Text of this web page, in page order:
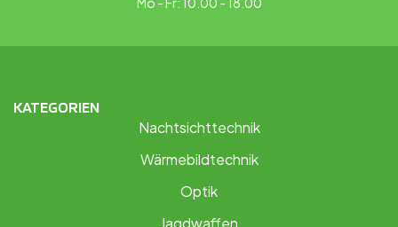
KATEGORIEN
Nachtsichttechnik
Wärmebildtechnik
Optik
Jagdwaffen